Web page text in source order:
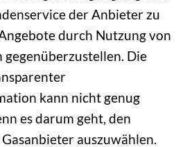
der Anbieter zu
durch Nutzung von
Die
kann nicht genug
es darum geht, den
auszuwählen.